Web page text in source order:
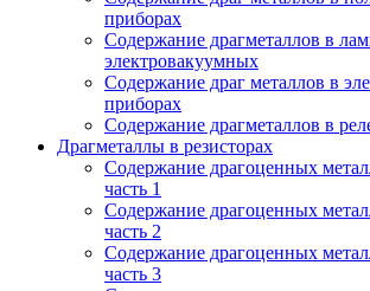
приборах
Содержание драгметаллов в
электровакуумных
Содержание драг металлов в
приборах
Содержание драгметаллов в
Драгметаллы в резисторах
Содержание драгоценных
часть 1
Содержание драгоценных
часть 2
Содержание драгоценных
часть 3